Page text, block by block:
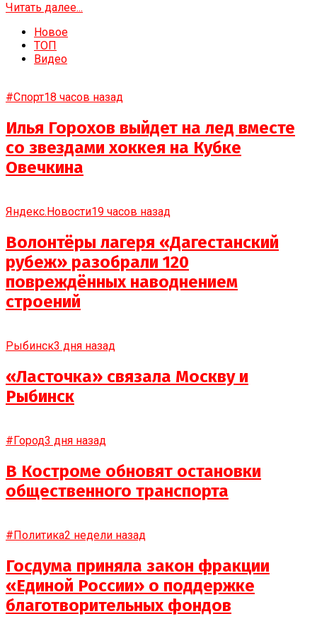
Читать далее...
Новое
ТОП
Видео
#Спорт18 часов назад
Илья Горохов выйдет на лед вместе
со звездами хоккея на Кубке
Овечкина
Яндекс.Новости19 часов назад
Волонтёры лагеря «Дагестанский
рубеж» разобрали 120
повреждённых наводнением
строений
Рыбинск3 дня назад
«Ласточка» связала Москву и
Рыбинск
#Город3 дня назад
В Костроме обновят остановки
общественного транспорта
#Политика2 недели назад
Госдума приняла закон фракции
«Единой России» о поддержке
благотворительных фондов